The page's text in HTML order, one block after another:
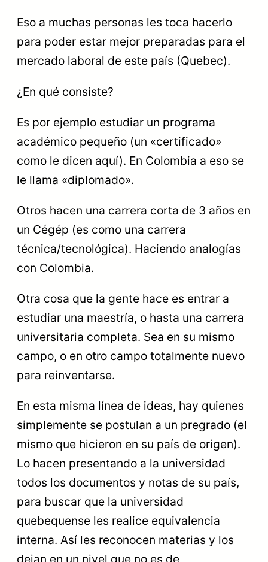
Eso a muchas personas les toca hacerlo
para poder estar mejor preparadas para el
mercado laboral de este país (Quebec).
¿En qué consiste?
Es por ejemplo estudiar un programa
académico pequeño (un «certificado»
como le dicen aquí). En Colombia a eso se
le llama «diplomado».
Otros hacen una carrera corta de 3 años en
un Cégép (es como una carrera
técnica/tecnológica). Haciendo analogías
con Colombia.
Otra cosa que la gente hace es entrar a
estudiar una maestría, o hasta una carrera
universitaria completa. Sea en su mismo
campo, o en otro campo totalmente nuevo
para reinventarse.
En esta misma línea de ideas, hay quienes
simplemente se postulan a un pregrado (el
mismo que hicieron en su país de origen).
Lo hacen presentando a la universidad
todos los documentos y notas de su país,
para buscar que la universidad
quebequense les realice equivalencia
interna. Así les reconocen materias y los